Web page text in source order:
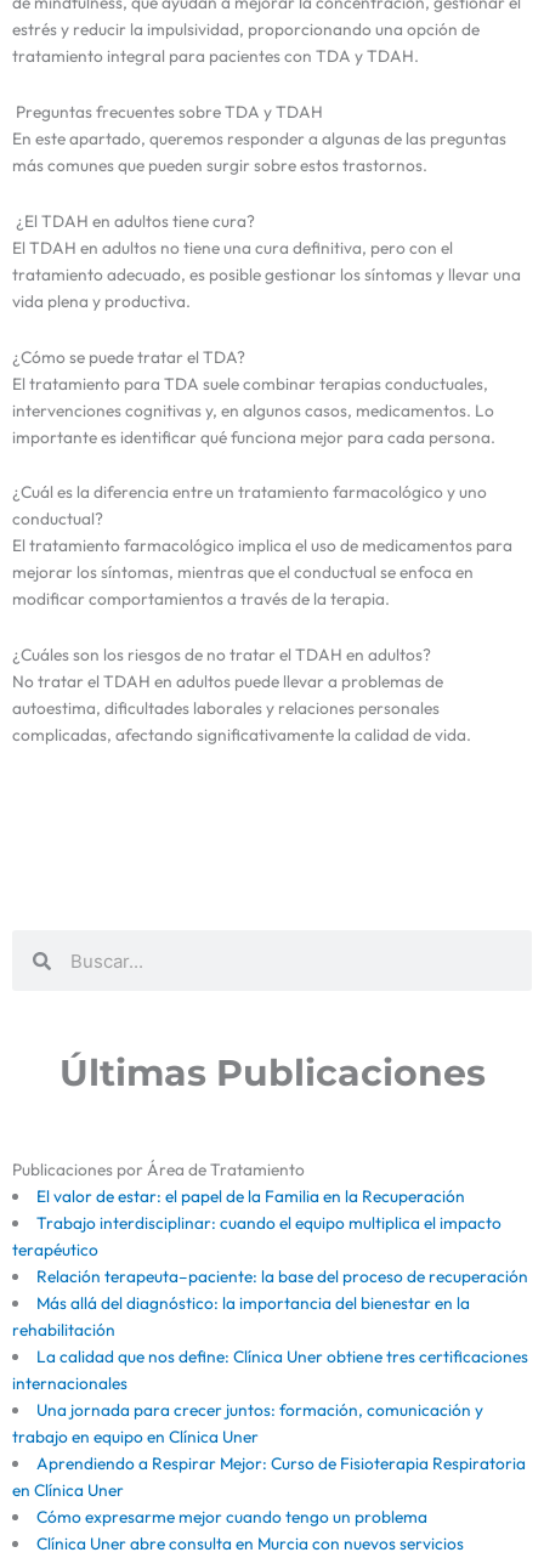
estrés y reducir la impulsividad, proporcionando una opción de
tratamiento integral para pacientes con TDA y TDAH.
Preguntas frecuentes sobre TDA y TDAH
En este apartado, queremos responder a algunas de las preguntas
más comunes que pueden surgir sobre estos trastornos.
¿El TDAH en adultos tiene cura?
El TDAH en adultos no tiene una cura definitiva, pero con el
tratamiento adecuado, es posible gestionar los síntomas y llevar una
vida plena y productiva.
¿Cómo se puede tratar el TDA?
El tratamiento para TDA suele combinar terapias conductuales,
intervenciones cognitivas y, en algunos casos, medicamentos. Lo
importante es identificar qué funciona mejor para cada persona.
¿Cuál es la diferencia entre un tratamiento farmacológico y uno
conductual?
El tratamiento farmacológico implica el uso de medicamentos para
mejorar los síntomas, mientras que el conductual se enfoca en
modificar comportamientos a través de la terapia.
¿Cuáles son los riesgos de no tratar el TDAH en adultos?
No tratar el TDAH en adultos puede llevar a problemas de
autoestima, dificultades laborales y relaciones personales
complicadas, afectando significativamente la calidad de vida.
Últimas Publicaciones
Publicaciones por Área de Tratamiento
El valor de estar: el papel de la Familia en la Recuperación
Trabajo interdisciplinar: cuando el equipo multiplica el impacto
terapéutico
Relación terapeuta–paciente: la base del proceso de recuperación
Más allá del diagnóstico: la importancia del bienestar en la
rehabilitación
La calidad que nos define: Clínica Uner obtiene tres certificaciones
internacionales
Una jornada para crecer juntos: formación, comunicación y
trabajo en equipo en Clínica Uner
Aprendiendo a Respirar Mejor: Curso de Fisioterapia Respiratoria
en Clínica Uner
Cómo expresarme mejor cuando tengo un problema
Clínica Uner abre consulta en Murcia con nuevos servicios